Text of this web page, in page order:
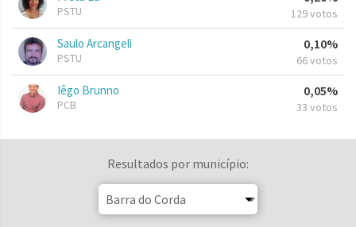
PSTU 129 votos
Saulo Arcangeli
PSTU
0,10%
66 votos
Iêgo Brunno
PCB
0,05%
33 votos
Resultados por município: